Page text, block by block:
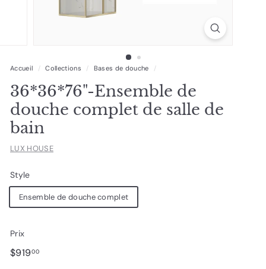
Accueil / Collections / Bases de douche /
36*36*76"-Ensemble de
douche complet de salle de
bain
LUX HOUSE
Style
Ensemble de douche complet
Prix
Prix
$91900$919.00